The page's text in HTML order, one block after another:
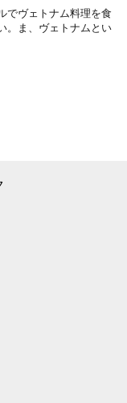
でヴェトナム料理を食
。ま、ヴェトナムとい